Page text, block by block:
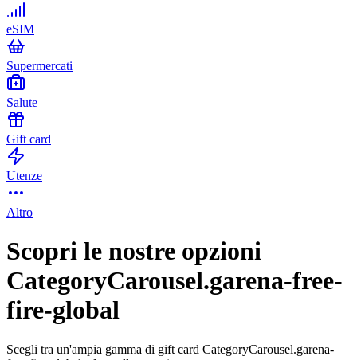
eSIM
Supermercati
Salute
Gift card
Utenze
Altro
Scopri le nostre opzioni
CategoryCarousel.garena-free-
fire-global
Scegli tra un'ampia gamma di gift card CategoryCarousel.garena-